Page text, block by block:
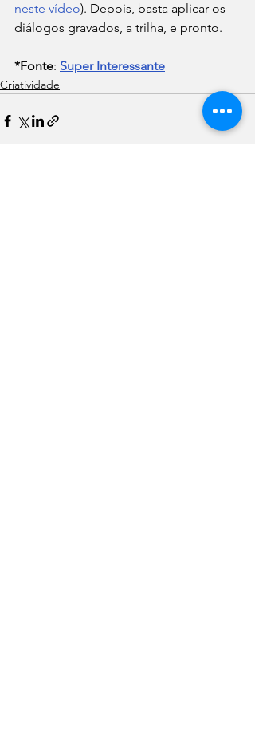
neste vídeo). Depois, basta aplicar os
diálogos gravados, a trilha, e pronto.
*Fonte: Super Interessante
Criatividade